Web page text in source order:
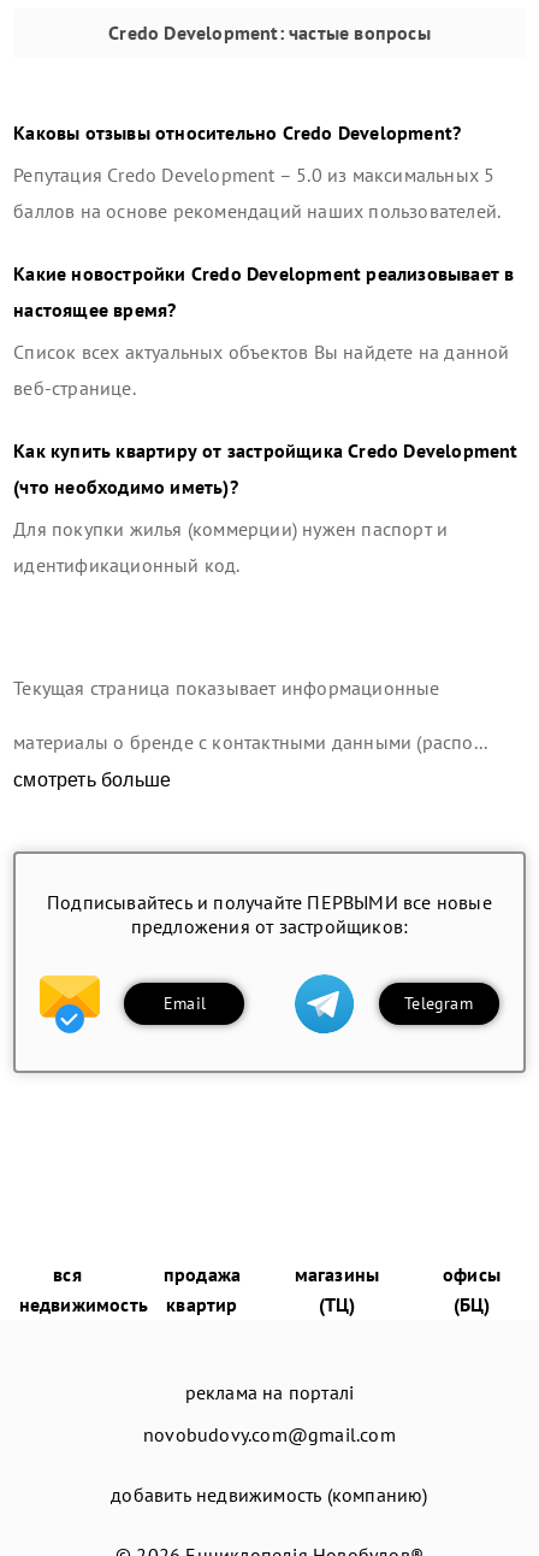
Credo Development: частые вопросы
Каковы отзывы относительно Credo Development?
Репутация Credo Development – 5.0 из максимальных 5
баллов на основе рекомендаций наших пользователей.
Какие новостройки Credo Development реализовывает в
настоящее время?
Список всех актуальных объектов Вы найдете на данной
веб-странице.
Как купить квартиру от застройщикаCredo Development
(что необходимо иметь)?
Для покупки жилья (коммерции) нужен паспорт и
идентификационный код.
Текущая страница показывает информационные
материалы о бренде с контактными данными (распо...
смотреть больше
Подписывайтесь и получайте ПЕРВЫМИ все новые
предложения от застройщиков:
Email Telegram
вся
недвижимость
продажа
квартир
магазины
(ТЦ)
офисы
(БЦ)
реклама на порталі
novobudovy.com@gmail.com
добавить недвижимость (компанию)